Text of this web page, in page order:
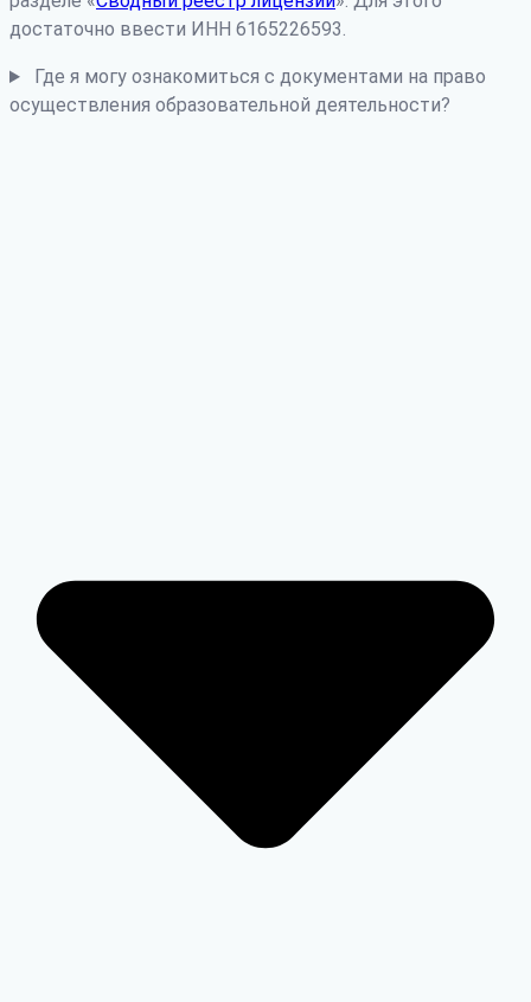
достаточно ввести ИНН 6165226593.
Где я могу ознакомиться с документами на право
осуществления образовательной деятельности?